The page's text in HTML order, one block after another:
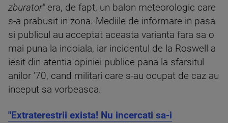
zburator" era, de fapt, un balon meteorologic care
s-a prabusit in zona. Mediile de informare in pasa
si publicul au acceptat aceasta varianta fara sa o
mai puna la indoiala, iar incidentul de la Roswell a
iesit din atentia opiniei publice pana la sfarsitul
anilor ’70, cand militari care s-au ocupat de caz au
inceput sa vorbeasca.
"Extraterestrii exista! Nu incercati sa-i